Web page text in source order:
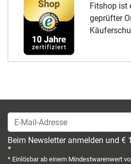
Fitshop ist
geprüfter
E-Mail-Adresse
Beim Newsletter anmelden und €
*
* Einlösbar ab einem Mindestwarenwert